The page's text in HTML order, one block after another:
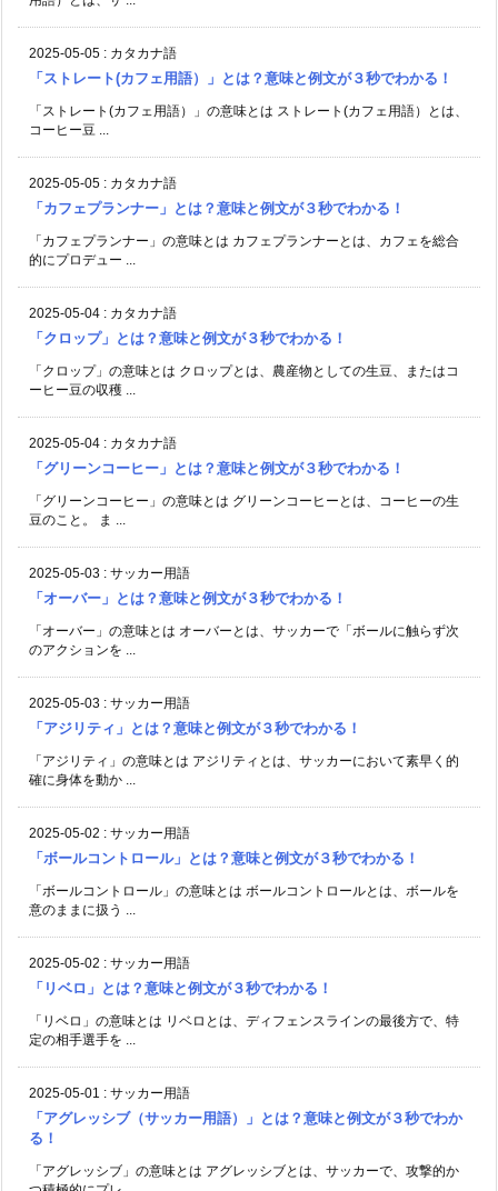
2025-05-05 : カタカナ語
「ストレート(カフェ用語）」とは？意味と例文が３秒でわかる！
「ストレート(カフェ用語）」の意味とは ストレート(カフェ用語）とは、
コーヒー豆 ...
2025-05-05 : カタカナ語
「カフェプランナー」とは？意味と例文が３秒でわかる！
「カフェプランナー」の意味とは カフェプランナーとは、カフェを総合
的にプロデュー ...
2025-05-04 : カタカナ語
「クロップ」とは？意味と例文が３秒でわかる！
「クロップ」の意味とは クロップとは、農産物としての生豆、またはコ
ーヒー豆の収穫 ...
2025-05-04 : カタカナ語
「グリーンコーヒー」とは？意味と例文が３秒でわかる！
「グリーンコーヒー」の意味とは グリーンコーヒーとは、コーヒーの生
豆のこと。 ま ...
2025-05-03 : サッカー用語
「オーバー」とは？意味と例文が３秒でわかる！
「オーバー」の意味とは オーバーとは、サッカーで「ボールに触らず次
のアクションを ...
2025-05-03 : サッカー用語
「アジリティ」とは？意味と例文が３秒でわかる！
「アジリティ」の意味とは アジリティとは、サッカーにおいて素早く的
確に身体を動か ...
2025-05-02 : サッカー用語
「ボールコントロール」とは？意味と例文が３秒でわかる！
「ボールコントロール」の意味とは ボールコントロールとは、ボールを
意のままに扱う ...
2025-05-02 : サッカー用語
「リベロ」とは？意味と例文が３秒でわかる！
「リベロ」の意味とは リベロとは、ディフェンスラインの最後方で、特
定の相手選手を ...
2025-05-01 : サッカー用語
「アグレッシブ（サッカー用語）」とは？意味と例文が３秒でわか
る！
「アグレッシブ」の意味とは アグレッシブとは、サッカーで、攻撃的か